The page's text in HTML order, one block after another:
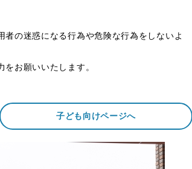
の迷惑になる行為や危険な行為をしないよ
お願いいたします。
子ども向けページへ